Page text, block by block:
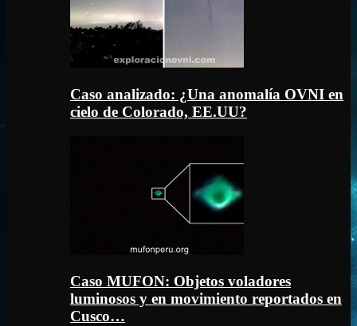
Caso analizado: ¿Una anomalía OVNI en
cielo de Colorado, EE.UU?
Caso MUFON: Objetos voladores
luminosos y en movimiento reportados en
Cusco…